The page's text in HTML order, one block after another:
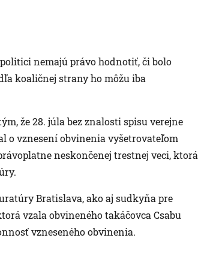
nemajú právo hodnotiť, či bolo
koaličnej strany ho môžu iba
že 28. júla bez znalosti spisu verejne
o vznesení obvinenia vyšetrovateľom
neskončenej trestnej veci, ktorá
Bratislava, ako aj sudkyňa pre
vzala obvineného takáčovca Csabu
vzneseného obvinenia.